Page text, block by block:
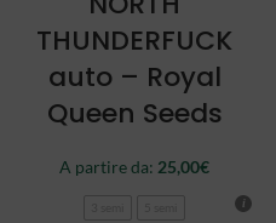
THUNDERFUCK
auto – Royal
Queen Seeds
A partire da: 25,00€